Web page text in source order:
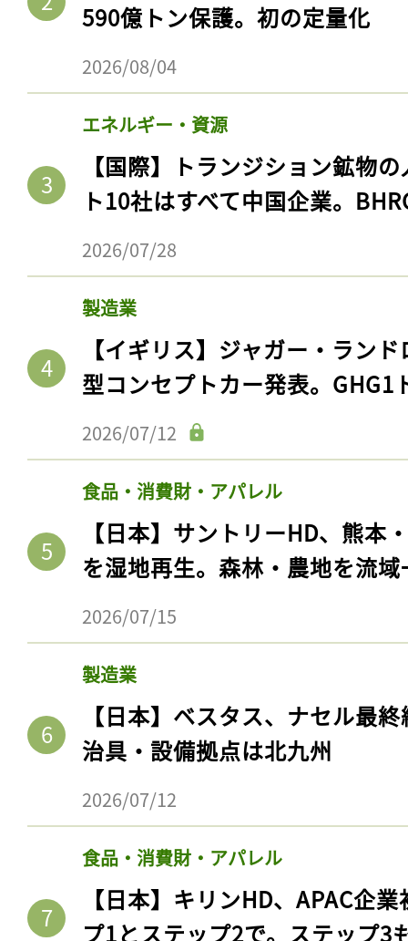
590億トン保護。初の定量化
2026/08/04
エネルギー・資源
【国際】トランジション鉱物
ト10社はすべて中国企業。
2026/07/28
製造業
【イギリス】ジャガー・ラン
型コンセプトカー発表。GHG1
2026/07/12
食品・消費財・アパレル
【日本】サントリーHD、熊本
を湿地再生。森林・農地を流
2026/07/15
製造業
【日本】ベスタス、ナセル最
治具・設備拠点は北九州
2026/07/12
食品・消費財・アパレル
【日本】キリンHD、APAC企
プ1とステップ2で。ステップ3